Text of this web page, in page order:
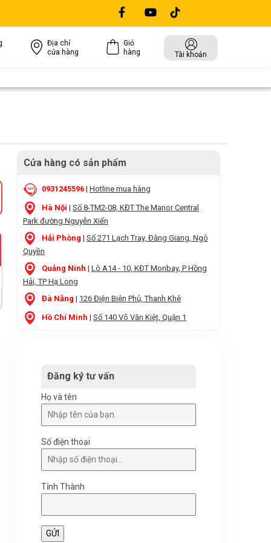
Địa chỉ
cửa hàng
Giỏ
hàng
Tài khoản
Cửa hàng có sản phẩm
0931245596 | Hotline mua hàng
Hà Nội | Số 8-TM2-08, KĐT The Manor Central
Park đường Nguyễn Xiển
Hải Phòng | Số 271 Lạch Tray, Đằng Giang, Ngô
Quyền
Quảng Ninh | Lô A14 - 10, KĐT Monbay, P Hồng
Hải, TP Hạ Long
Đà Nẵng | 126 Điện Biên Phủ, Thanh Khê
Hồ Chí Minh | Số 140 Võ Văn Kiệt, Quận 1
Đăng ký tư vấn
Họ và tên
Số điện thoại
Tỉnh Thành